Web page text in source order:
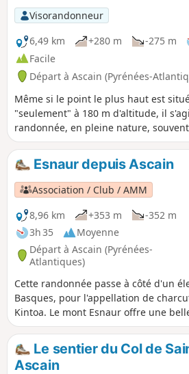
Visorandonneur
6,49 km
+280 m -275 m
Facile
Départ à Ascain (Pyrénées-
Même si le point le plus haut est
"seulement" à 180 m d'altitude, il
randonnée, en pleine nature,
de ruisseaux avec la découverte
cascade.Esnaur depuis Ascain
Association / Club / AMM
8,96 km
+353 m
-352 m
3h 35
Moyenne
Départ à Ascain (Pyrénées-
Atlantiques)
Cette randonnée passe à côté d'un
Basques, pour l'appellation de
Kintoa. Le mont Esnaur offre une
de-Luz et Ascain.
Le sentier du Col de
Ascain